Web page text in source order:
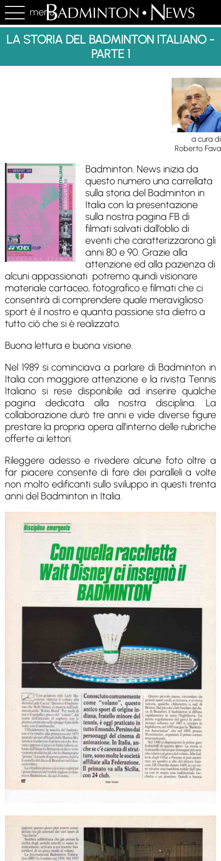
menu
LA STORIA DEL BADMINTON ITALIANO -
PARTE 1
a cura di
Roberto Fava
Badminton. News inizia da
questo numero una carrellata
sulla storia del Badminton in
Italia con la presentazione
sulla nostra pagina FB di
filmati salvati dall’oblio di
eventi che caratterizzarono gli
anni 80 e 90. Grazie alla
attenzione ed alla pazienza di
alcuni appassionati potremo quindi visionare
materiale cartaceo, fotografico e filmati che ci
consentirà di comprendere quale meraviglioso
sport è il nostro e quanta passione sta dietro a
tutto ciò che si è realizzato.
Buona lettura e buona visione.
Nel 1989 si cominciava a parlare di Badminton in
Italia con maggiore attenzione e la rivista Tennis
Italiano si rese disponibile ad inserire qualche
pagina dedicata alla nostra disciplina. La
collaborazione durò tre anni e vide diverse figure
prestare la propria opera all’interno delle rubriche
offerte ai lettori.
Rileggere adesso e rivedere alcune foto oltre a
far piacere consente di fare dei paralleli a volte
non molto edificanti sullo sviluppo in questi trenta
anni del Badminton in Italia.